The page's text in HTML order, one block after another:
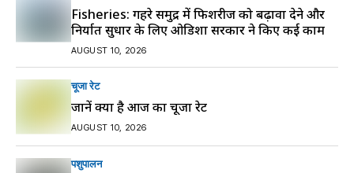
Fisheries: गहरे समुद्र में फिशरीज को बढ़ावा देने और
निर्यात सुधार के लिए ओडिशा सरकार ने किए कई काम
AUGUST 10, 2026
चूजा रेट
जानें क्या है आज का चूजा रेट
AUGUST 10, 2026
पशुपालन